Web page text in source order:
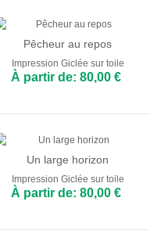
Pêcheur au repos
Impression Giclée sur toile
À partir de: 80,00 €
Un large horizon
Impression Giclée sur toile
À partir de: 80,00 €